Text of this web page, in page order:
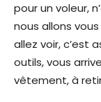
pour un voleur,
nous allons
allez voir, c’est
outils, vous
vêtement, à